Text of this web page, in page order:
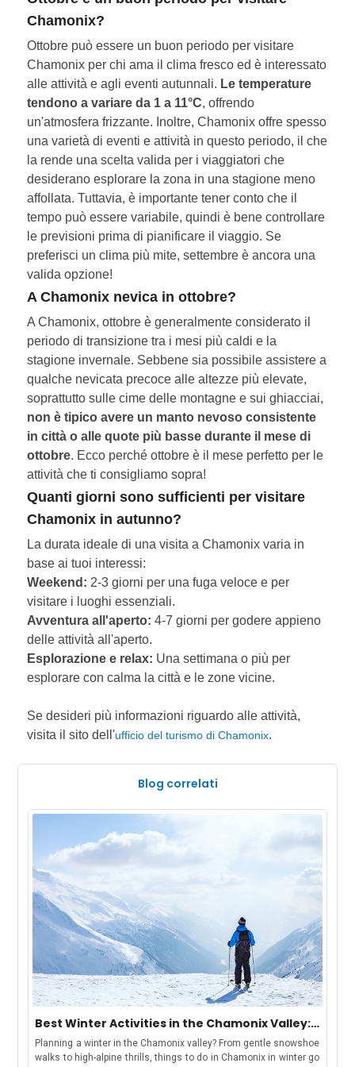
Chamonix?
Ottobre può essere un buon periodo per visitare
Chamonix per chi ama il clima fresco ed è interessato
alle attività e agli eventi autunnali. Le temperature
tendono a variare da 1 a 11°C, offrendo
un'atmosfera frizzante. Inoltre, Chamonix offre spesso
una varietà di eventi e attività in questo periodo, il che
la rende una scelta valida per i viaggiatori che
desiderano esplorare la zona in una stagione meno
affollata. Tuttavia, è importante tener conto che il
tempo può essere variabile, quindi è bene controllare
le previsioni prima di pianificare il viaggio. Se
preferisci un clima più mite, settembre è ancora una
valida opzione!
A Chamonix nevica in ottobre?
A Chamonix, ottobre è generalmente considerato il
periodo di transizione tra i mesi più caldi e la
stagione invernale. Sebbene sia possibile assistere a
qualche nevicata precoce alle altezze più elevate,
soprattutto sulle cime delle montagne e sui ghiacciai,
non è tipico avere un manto nevoso consistente
in città o alle quote più basse durante il mese di
ottobre. Ecco perché ottobre è il mese perfetto per le
attività che ti consigliamo sopra!
Quanti giorni sono sufficienti per visitare
Chamonix in autunno?
La durata ideale di una visita a Chamonix varia in
base ai tuoi interessi:
Weekend: 2-3 giorni per una fuga veloce e per
visitare i luoghi essenziali.
Avventura all'aperto: 4-7 giorni per godere appieno
delle attività all'aperto.
Esplorazione e relax: Una settimana o più per
esplorare con calma la città e le zone vicine.
Se desideri più informazioni riguardo alle attività,
visita il sito dell'ufficio del turismo di Chamonix.
Blog correlati
Best Winter Activities in the Chamonix Valley:
Chamonix, Les Houches, Argentière &
Vallorcine
Planning a winter in the Chamonix valley? From gentle snowshoe
walks to high-alpine thrills, things to do in Chamonix in winter go